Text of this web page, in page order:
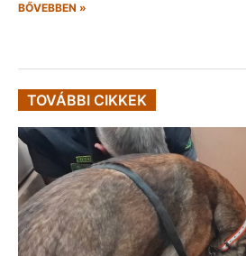
BŐVEBBEN »
TOVÁBBI CIKKEK